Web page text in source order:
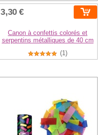
3,30 €
Canon à confettis colorés et
serpentins métalliques de 40 cm
(1)